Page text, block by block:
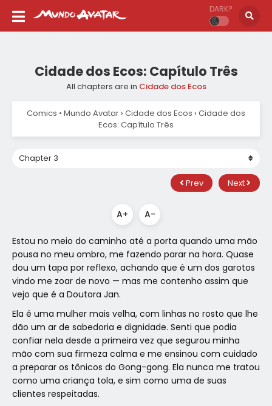
DARK?
Cidade dos Ecos: Capítulo Três
All chapters are in Cidade dos Ecos
Comics • Mundo Avatar › Cidade dos Ecos › Cidade dos
Ecos: Capítulo Três
Prev Next
A+ A-
Estou no meio do caminho até a porta quando uma mão
pousa no meu ombro, me fazendo parar na hora. Quase
dou um tapa por reflexo, achando que é um dos garotos
vindo me zoar de novo — mas me contenho assim que
vejo que é a Doutora Jan.
Ela é uma mulher mais velha, com linhas no rosto que lhe
dão um ar de sabedoria e dignidade. Senti que podia
confiar nela desde a primeira vez que segurou minha
mão com sua firmeza calma e me ensinou com cuidado
a preparar os tônicos do Gong-gong. Ela nunca me tratou
como uma criança tola, e sim como uma de suas
clientes respeitadas.